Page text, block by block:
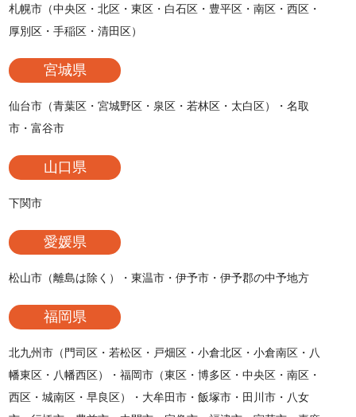
札幌市（中央区・北区・東区・白石区・豊平区・南区・西区・
厚別区・手稲区・清田区）
宮城県
仙台市（青葉区・宮城野区・泉区・若林区・太白区）・名取
市・富谷市
山口県
下関市
愛媛県
松山市（離島は除く）・東温市・伊予市・伊予郡の中予地方
福岡県
北九州市（門司区・若松区・戸畑区・小倉北区・小倉南区・八
幡東区・八幡西区）・福岡市（東区・博多区・中央区・南区・
西区・城南区・早良区）・大牟田市・飯塚市・田川市・八女